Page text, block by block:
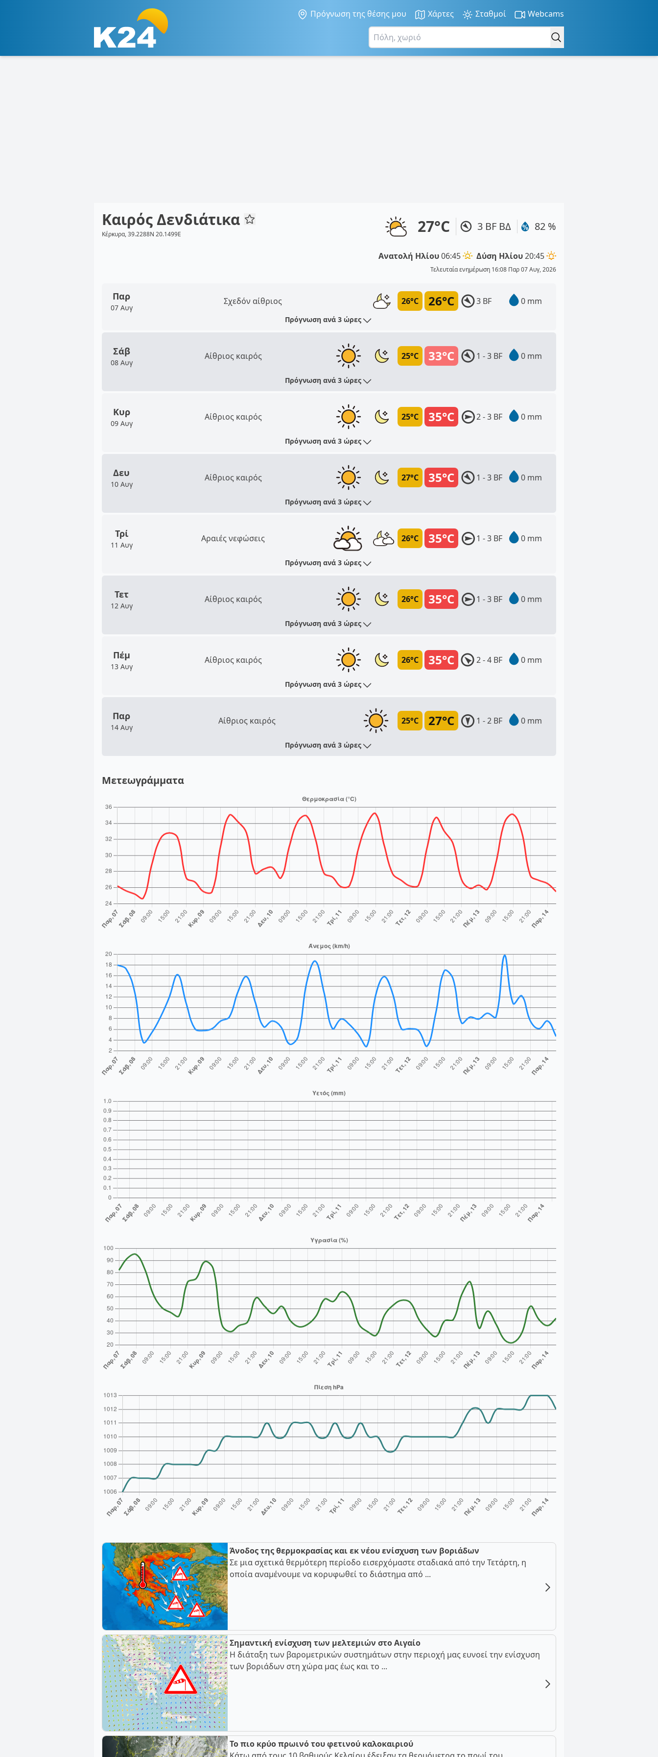
Πρόγνωση της θέσης μου Χάρτες Σταθμοί Webcams
Καιρός Δενδιάτικα
Κέρκυρα, 39.2288N 20.1499E 27°C 3 BF ΒΔ 82 %
Ανατολή Ηλίου06:45 Δύση Ηλίου20:45
Τελευταία ενημέρωση 16:08 Παρ 07 Αυγ, 2026
Παρ
07 Αυγ
Σχεδόν αίθριος 26°C
26°C 3 BF 0 mm
Πρόγνωση ανά 3 ώρες
Σάβ
08 Αυγ
Αίθριος καιρός 33°C
25°C 1 - 3 BF 0 mm
Πρόγνωση ανά 3 ώρες
Κυρ
09 Αυγ
Αίθριος καιρός 35°C
25°C 2 - 3 BF 0 mm
Πρόγνωση ανά 3 ώρες
Δευ
10 Αυγ
Αίθριος καιρός 35°C
27°C 1 - 3 BF 0 mm
Πρόγνωση ανά 3 ώρες
Τρί
11 Αυγ
Αραιές νεφώσεις 35°C
26°C 1 - 3 BF 0 mm
Πρόγνωση ανά 3 ώρες
Τετ
12 Αυγ
Αίθριος καιρός 35°C
26°C 1 - 3 BF 0 mm
Πρόγνωση ανά 3 ώρες
Πέμ
13 Αυγ
Αίθριος καιρός 35°C
26°C 2 - 4 BF 0 mm
Πρόγνωση ανά 3 ώρες
Παρ
14 Αυγ
Αίθριος καιρός 27°C
25°C 1 - 2 BF 0 mm
Πρόγνωση ανά 3 ώρες
Μετεωγράμματα
Άνοδος της θερμοκρασίας και εκ νέου ενίσχυση των βοριάδων
Σε μια σχετικά θερμότερη περίοδο εισερχόμαστε σταδιακά από την Τετάρτη, η
οποία αναμένουμε να κορυφωθεί το διάστημα από ...
Σημαντική ενίσχυση των μελτεμιών στο Αιγαίο
Η διάταξη των βαρομετρικών συστημάτων στην περιοχή μας ευνοεί την ενίσχυση
των βοριάδων στη χώρα μας έως και το ...
Το πιο κρύο πρωινό του φετινού καλοκαιριού